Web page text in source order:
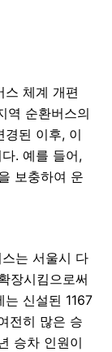
스 체계 개편
역 순환버스의
경된 이후, 이
. 예를 들어,
보충하여 운
는 서울시 다
장시킴으로써
신설된 1167
전히 많은 승
승차 인원이